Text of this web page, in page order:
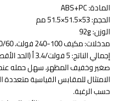
المادة: ABS+PC
الحجم: 53×51.5×51.5 مم
الوزن: 92g
مدخلات: مكيف 100-240 فولت، 50/60 هرتز 400 مللي أمبير
إجمالي الناتج: 5 فولت/3.4 أ (الحد الأقصى)
صغير وخفيف المظهر، سهل حمله
الامتثال للمقابس القياسية متعددة
حسب الرغبة.